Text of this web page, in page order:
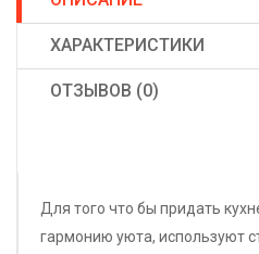
ХАРАКТЕРИСТИКИ
ОТЗЫВОВ (0)
Для того что бы придать
гармонию уюта, используют